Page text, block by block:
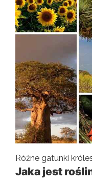
Różne gatunki
Jaka jest